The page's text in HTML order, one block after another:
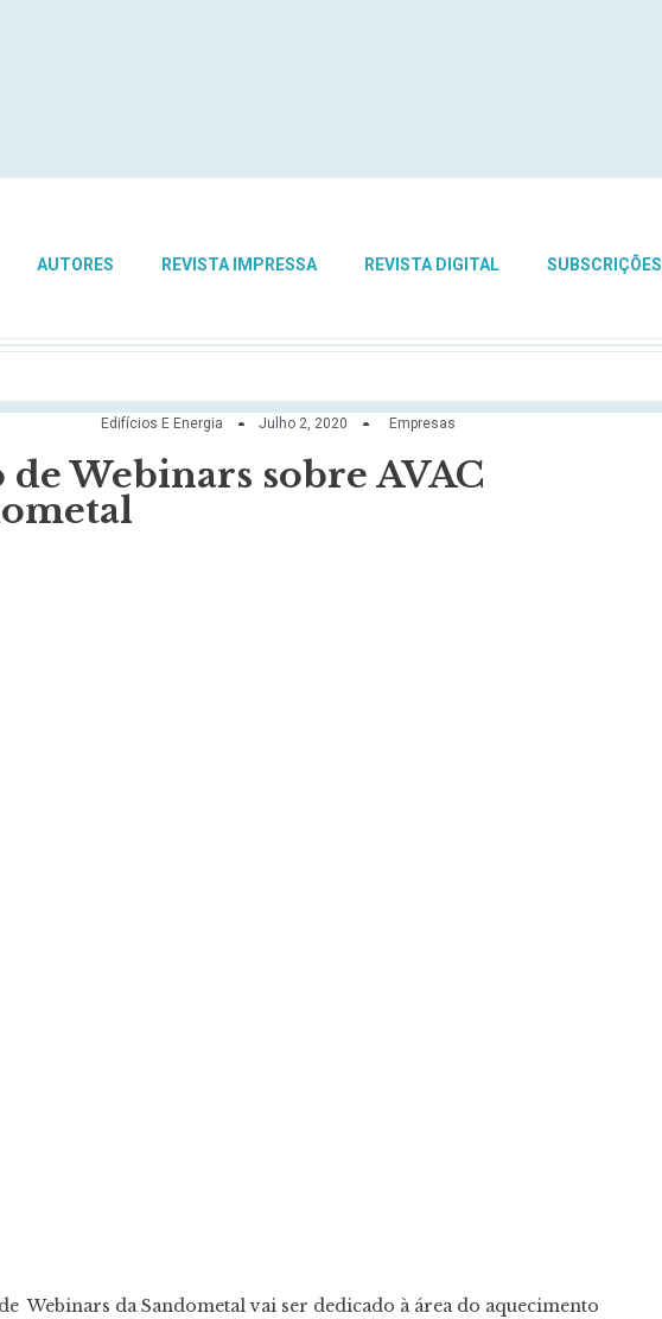
AUTORES REVISTA IMPRESSA REVISTA DIGITAL SUBSCRIÇÕES
Edifícios E Energia Julho 2, 2020 Empresas
de Webinars sobre AVAC
Webinars da Sandometal vai ser dedicado à área do aquecimento